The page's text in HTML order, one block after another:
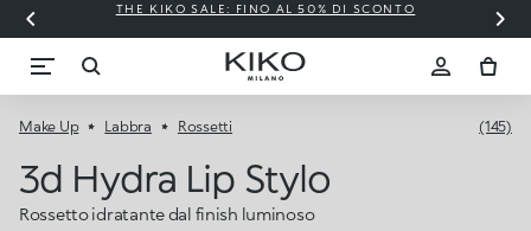
THE KIKO SALE: FINO AL 50% DI SCONTO
Make Up Labbra Rossetti (145)
3d Hydra Lip Stylo
Rossetto idratante dal finish luminoso